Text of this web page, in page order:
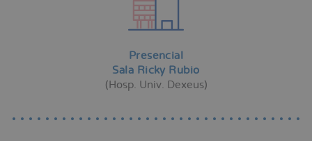
Presencial
Sala Ricky Rubio
(Hosp. Univ. Dexeus)